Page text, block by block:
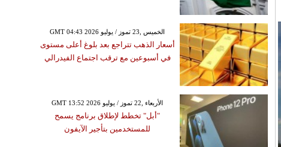
GMT 04:43 2026 الخميس ,23 تموز / يوليو
أسعار الذهب تتراجع بعد بلوغ أعلى مستوى
في أسبوعين مع ترقب اجتماع الفيدرالي
GMT 13:52 2026 الأربعاء ,22 تموز / يوليو
"أبل" تخطط لإطلاق برنامج يسمح
للمستخدمين بتأجير الآيفون